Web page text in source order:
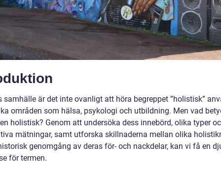
samhälle är det inte ovanligt att höra begreppet ”holistisk”
områden som hälsa, psykologi och utbildning. Men vad
holistisk? Genom att undersöka dess innebörd, olika typer
mätningar, samt utforska skillnaderna mellan olika
genomgång av deras för- och nackdelar, kan vi få en
för termen.